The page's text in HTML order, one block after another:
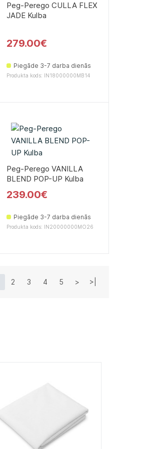
Peg-Perego CULLA FLEX
JADE Kulbа
279.00€
Piegāde 3-7 darba dienās
Produkta kods: IN18000000MB14
Peg-Perego VANILLA
BLEND POP-UP Kulba
239.00€
Piegāde 3-7 darba dienās
Produkta kods: IN20000000MO26
2 3 4 5 > >|